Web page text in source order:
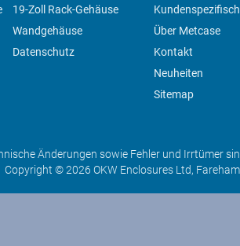
19-Zoll Rack-Gehäuse
Wandgehäuse
Datenschutz
Über Metcase
Kontakt
Neuheiten
Sitemap
Änderungen sowie Fehler und Irrtümer
Copyright © 2026 OKW Enclosures Ltd,